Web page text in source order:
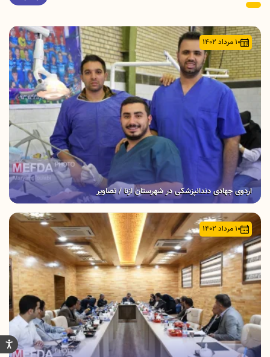
۱۰ مرداد ۱۴۰۲
اردوی جهادی دندانپزشکی در شهرستان ازنا / تصاویر
۱۰ مرداد ۱۴۰۲